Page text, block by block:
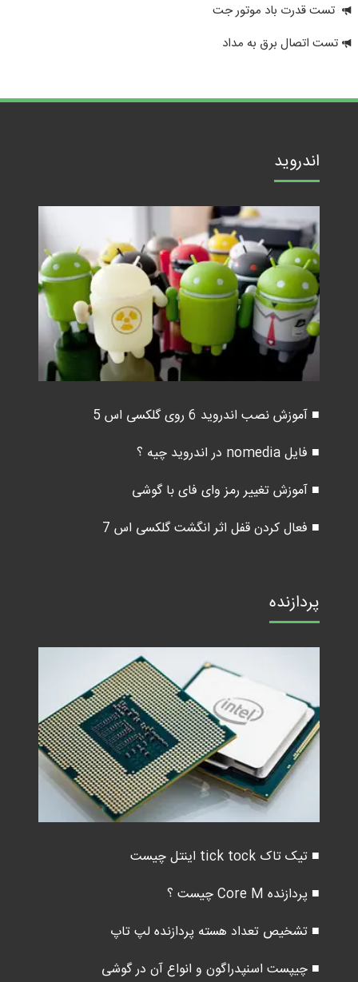
تست قدرت باد موتور جت
تست اتصال برق به مداد
اندروید
■ آموزش نصب اندروید 6 روی گلکسی اس 5
■ فایل nomedia در اندروید چیه ؟
■ آموزش تغییر رمز وای فای با گوشی
■ فعال کردن قفل اثر انگشت گلکسی اس 7
پردازنده
■ تیک تاک tick tock اینتل چیست
■ پردازنده Core M چیست ؟
■ تشخیص تعداد هسته پردازنده لپ تاپ
■ چیپست اسنپدراگون و انواع آن در گوشی